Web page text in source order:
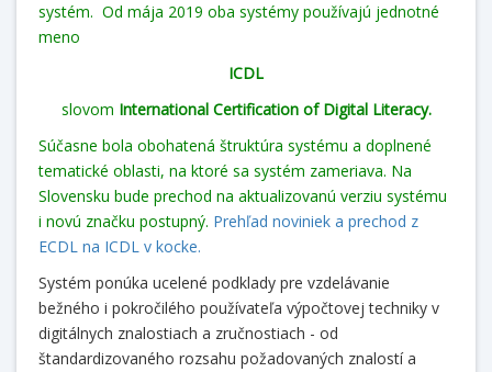
systém. Od mája 2019 oba systémy používajú jednotné
meno
ICDL
slovom International Certification of Digital Literacy.
Súčasne bola obohatená štruktúra systému a doplnené
tematické oblasti, na ktoré sa systém zameriava. Na
Slovensku bude prechod na aktualizovanú verziu systému
i novú značku postupný. Prehľad noviniek a prechod z
ECDL na ICDL v kocke.
Systém ponúka ucelené podklady pre vzdelávanie
bežného i pokročilého používateľa výpočtovej techniky v
digitálnych znalostiach a zručnostiach - od
štandardizovaného rozsahu požadovaných znalostí a